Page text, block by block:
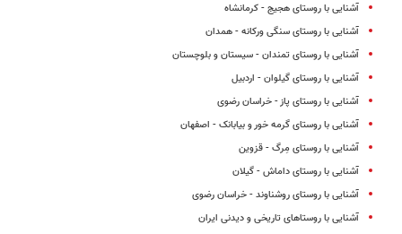
آشنایی با روستای هجیج - کرمانشاه
آشنایی با روستای سنگی ورکانه - همدان
آشنایی با روستای تمندان - سیستان و بلوچستان
آشنایی با روستای گیلوان - اردبیل
آشنایی با روستای پاز - خراسان رضوی
آشنایی با روستای گرمه خور و بیابانک - اصفهان
آشنایی با روستای مِرگ - قزوین
آشنایی با روستای داماش - گیلان
آشنایی با روستای روشناوند - خراسان رضوی
آشنایی با روستاهای تاریخی و دیدنی ایران